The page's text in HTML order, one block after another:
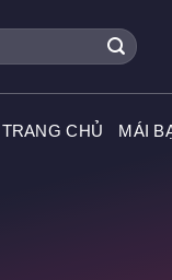
TRANG CHỦ MÁI